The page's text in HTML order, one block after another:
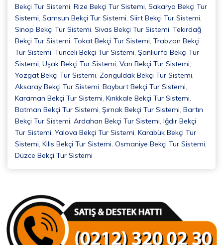
Bekçi Tur Sistemi, Rize Bekçi Tur Sistemi, Sakarya Bekçi Tur
Sistemi, Samsun Bekçi Tur Sistemi, Siirt Bekçi Tur Sistemi,
Sinop Bekçi Tur Sistemi, Sivas Bekçi Tur Sistemi, Tekirdağ
Bekçi Tur Sistemi, Tokat Bekçi Tur Sistemi, Trabzon Bekçi
Tur Sistemi, Tunceli Bekçi Tur Sistemi, Şanlıurfa Bekçi Tur
Sistemi, Uşak Bekçi Tur Sistemi, Van Bekçi Tur Sistemi,
Yozgat Bekçi Tur Sistemi, Zonguldak Bekçi Tur Sistemi,
Aksaray Bekçi Tur Sistemi, Bayburt Bekçi Tur Sistemi,
Karaman Bekçi Tur Sistemi, Kırıkkale Bekçi Tur Sistemi,
Batman Bekçi Tur Sistemi, Şırnak Bekçi Tur Sistemi, Bartın
Bekçi Tur Sistemi, Ardahan Bekçi Tur Sistemi, Iğdır Bekçi
Tur Sistemi, Yalova Bekçi Tur Sistemi, Karabük Bekçi Tur
Sistemi, Kilis Bekçi Tur Sistemi, Osmaniye Bekçi Tur Sistemi,
Düzce Bekçi Tur Sistemi